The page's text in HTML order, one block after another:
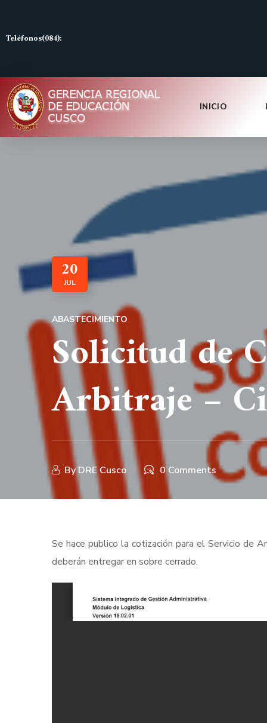
Teléfonos(084):
INICIO
20
JUL
ABASTECIMIENTO
Solicitud de
Arbitraje –
ByDRE Cusco 0 Comments
Se hace publico la cotización para el Servicio de
deberán entregar en sobre cerrado.